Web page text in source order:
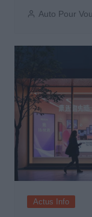
Auto Pour
Actus Info